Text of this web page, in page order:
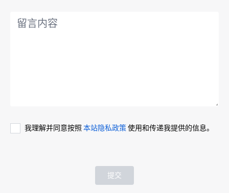
我理解并同意按照 本站隐私政策使用和传递我提供的信息。
提交